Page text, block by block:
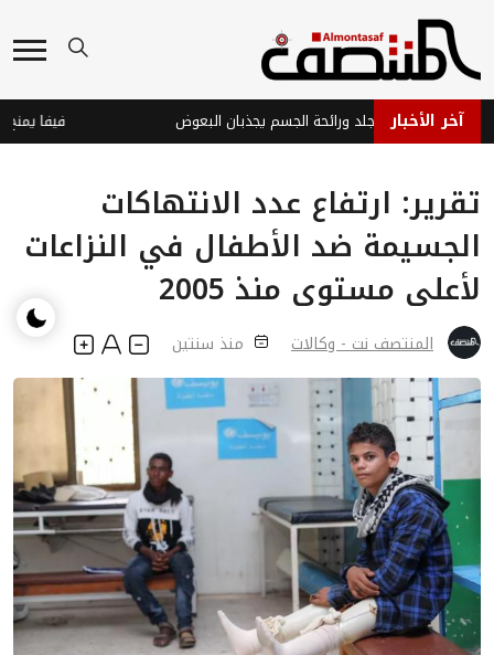
آخر الأخبار
بكتيريا الجلد ورائحة الجسم يجذبان البعوض
تقرير: ارتفاع عدد الانتهاكات
الجسيمة ضد الأطفال في النزاعات
لأعلى مستوى منذ 2005
المنتصف نت - وكالات منذ سنتين